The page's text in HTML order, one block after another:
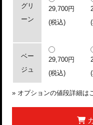
グリ
ーン
29,700円
(税込)
ベー
ジュ
29,700円
(税込)
» オプションの値段詳細は